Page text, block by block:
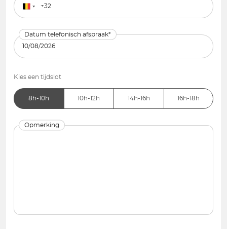
Datum telefonisch afspraak*
Kies een tijdslot
8h-10h 10h-12h 14h-16h 16h-18h
Opmerking